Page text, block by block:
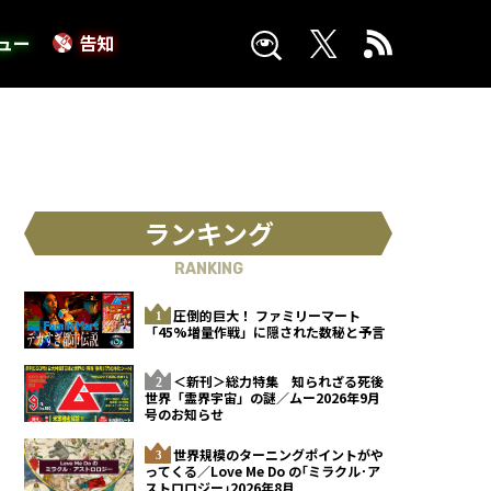
ー 告知
ランキング
RANKING
圧倒的巨大！ ファミリーマート
「45%増量作戦」に隠された数秘と予言
＜新刊＞総力特集 知られざる死後
世界「霊界宇宙」の謎／ムー2026年9月
号のお知らせ
世界規模のターニングポイントがや
ってくる／Love Me Do の｢ミラクル･ア
ストロロジー｣2026年8月